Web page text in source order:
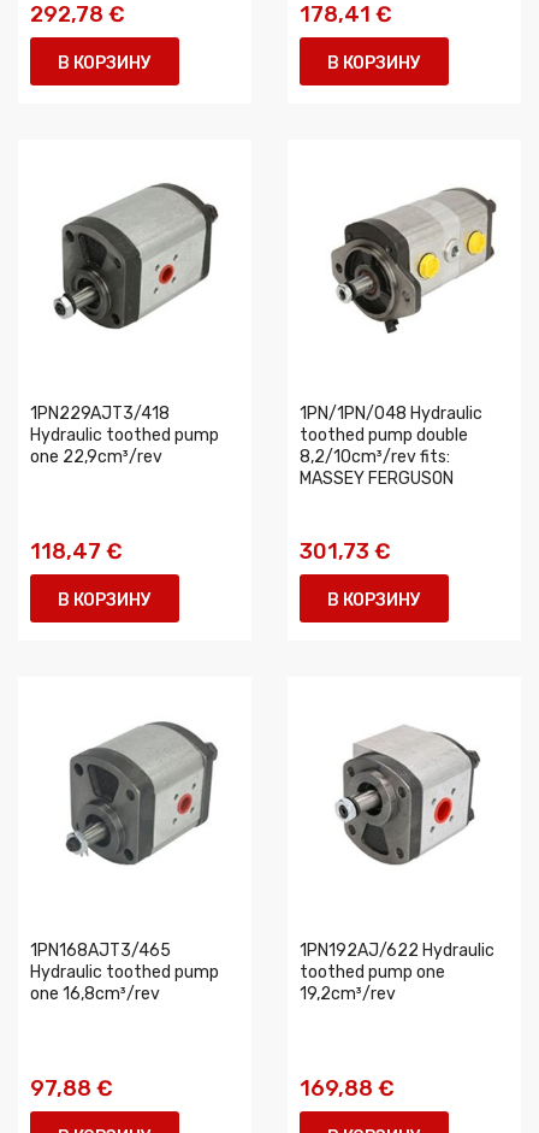
292,78 €
В КОРЗИНУ
178,41 €
В КОРЗИНУ
1PN229AJT3/418
Hydraulic toothed pump
one 22,9cm³/rev
118,47 €
В КОРЗИНУ
1PN/1PN/048 Hydraulic
toothed pump double
8,2/10cm³/rev fits:
MASSEY FERGUSON
301,73 €
В КОРЗИНУ
1PN168AJT3/465
Hydraulic toothed pump
one 16,8cm³/rev
97,88 €
1PN192AJ/622 Hydraulic
toothed pump one
19,2cm³/rev
169,88 €